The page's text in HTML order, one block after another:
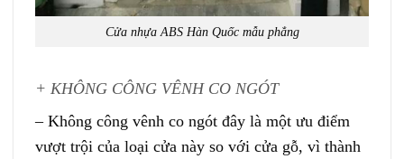
Cửa nhựa ABS Hàn Quốc mẫu phẳng
+ KHÔNG CÔNG VÊNH CO NGÓT
– Không công vênh co ngót đây là một ưu điểm
vượt trội của loại cửa này so với cửa gỗ, vì thành